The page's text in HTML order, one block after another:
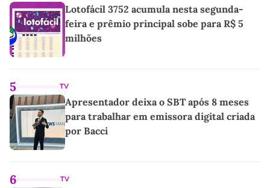
Lotofácil 3752 acumula nesta segunda-
feira e prêmio principal sobe para R$ 5
milhões
5 TV
Apresentador deixa o SBT após 8 meses
para trabalhar em emissora digital criada
por Bacci
6 TV